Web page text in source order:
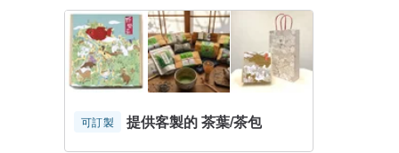
可訂製 提供客製的 茶葉/茶包